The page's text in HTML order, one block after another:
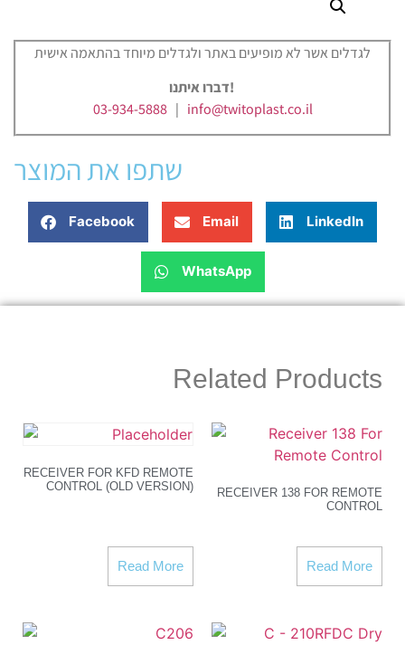
לגדלים אשר לא מופיעים באתר ולגדלים מיוחד בהתאמה אישית
דברו איתנו!
03-934-5888| info@twitoplast.co.il
שתפו את המוצר
Facebook Email LinkedIn
WhatsApp
Related Products
RECEIVER FOR KFD REMOTE
CONTROL (OLD VERSION)
Read More
RECEIVER 138 FOR REMOTE
CONTROL
Read More